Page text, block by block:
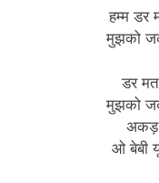
हम्म
मुझको
डर
मुझको
अकड़
ओ बेबी